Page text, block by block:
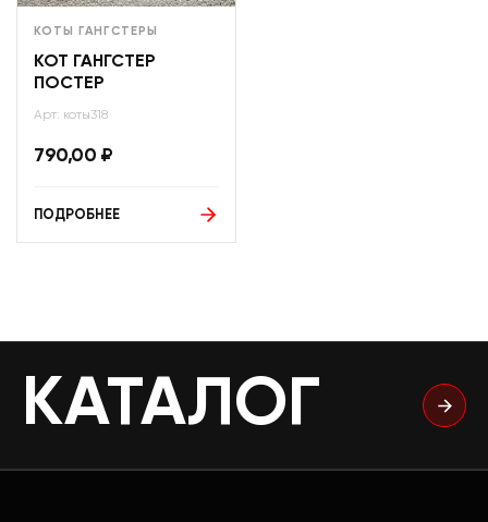
КОТЫ ГАНГСТЕРЫ
КОТ ГАНГСТЕР
ПОСТЕР
Арт: коты318
790,00 ₽
ПОДРОБНЕЕ
КАТАЛОГ